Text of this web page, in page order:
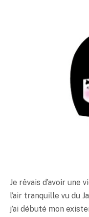
Je rêvais d’avoir une
l’air tranquille vu du
j’ai débuté mon